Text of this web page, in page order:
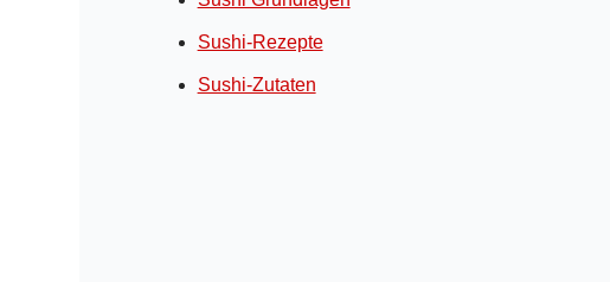
Sushi-Rezepte
Sushi-Zutaten